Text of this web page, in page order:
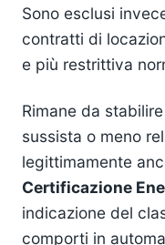
Sono esclusi
contratti di
e più restrittiva
Rimane da
sussista o meno
legittimamente
Certificazione
indicazione del
comporti in